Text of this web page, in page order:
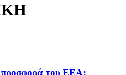
προσφορά του ΕΕΑ: